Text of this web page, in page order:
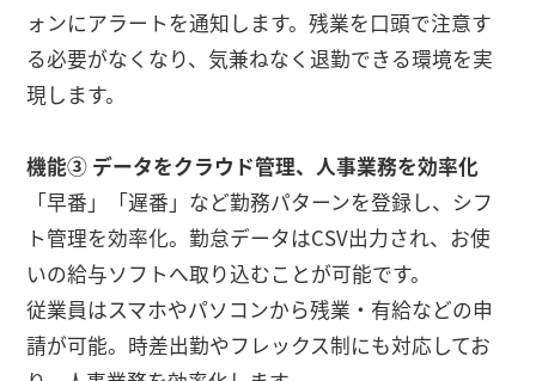
ォンにアラートを通知します。残業を口頭で注意す
る必要がなくなり、気兼ねなく退勤できる環境を実
現します。
機能③ データをクラウド管理、人事業務を効率化
「早番」「遅番」など勤務パターンを登録し、シフ
ト管理を効率化。勤怠データはCSV出力され、お使
いの給与ソフトへ取り込むことが可能です。
従業員はスマホやパソコンから残業・有給などの申
請が可能。時差出勤やフレックス制にも対応してお